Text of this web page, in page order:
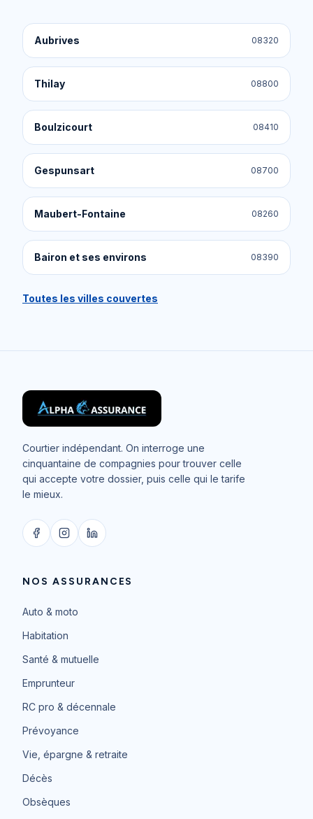
Aubrives 08320
Thilay 08800
Boulzicourt 08410
Gespunsart 08700
Maubert-Fontaine 08260
Bairon et ses environs 08390
Toutes les villes couvertes
Courtier indépendant. On interroge une
cinquantaine de compagnies pour trouver celle
qui accepte votre dossier, puis celle qui le tarife
le mieux.
NOS ASSURANCES
Auto & moto
Habitation
Santé & mutuelle
Emprunteur
RC pro & décennale
Prévoyance
Vie, épargne & retraite
Décès
Obsèques